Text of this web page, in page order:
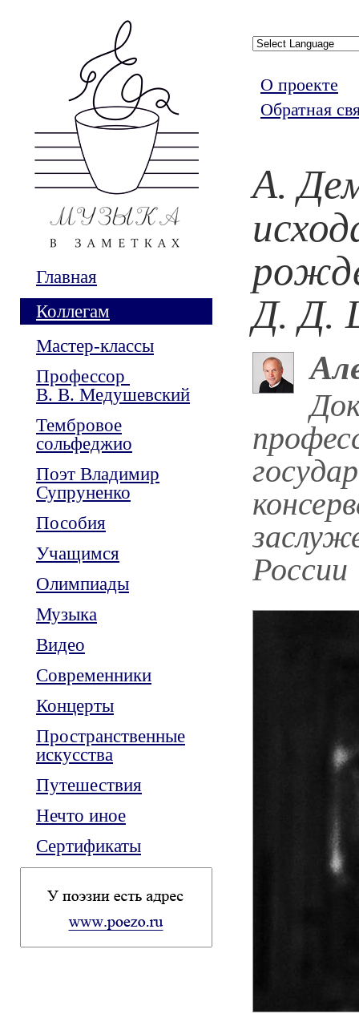
Главная
Коллегам
Мастер-классы
Профессор
В. В. Медушевский
Тембровое
сольфеджио
Поэт Владимир
Супруненко
Пособия
Учащимся
Олимпиады
Музыка
Видео
Современники
Концерты
Пространственные
искусства
Путешествия
Нечто иное
Сертификаты
О проекте
Обратная
А.
Д. Д.
России